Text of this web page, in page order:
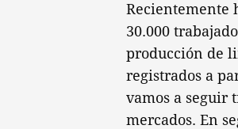
Recientemente
30.000
producción de
registrados a
vamos a seguir
mercados. En